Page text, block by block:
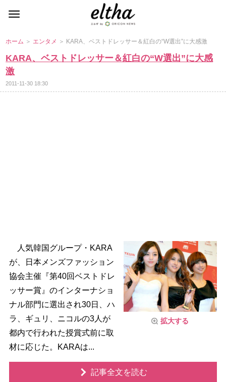
ホーム ＞ エンタメ ＞ KARA、ベストドレッサー＆紅白の“W選出”に大感激
KARA、ベストドレッサー＆紅白の“W選出”に大感
激
2011-11-30 18:30
拡大する
人気韓国グループ・KARA
が、日本メンズファッション
協会主催『第40回ベストドレ
ッサー賞』のインターナショ
ナル部門に選出され30日、ハ
ラ、ギュリ、ニコルの3人が
都内で行われた授賞式前に取
材に応じた。KARAは...
記事全文を読む